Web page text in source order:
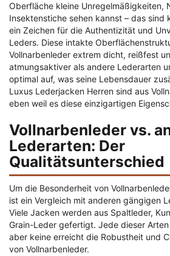
Oberfläche kleine Unregelmäßigkeiten,
Insektenstiche sehen kannst – das sind
ein Zeichen für die Authentizität und
Leders. Diese intakte
Vollnarbenleder extrem dicht, reißfest
atmungsaktiver als andere Lederarten
optimal auf, was seine Lebensdauer
Luxus Lederjacken Herren sind aus
eben weil es diese einzigartigen
Vollnarbenleder vs.
Lederarten: Der
Qualitätsunterschied
Um die Besonderheit von
ist ein Vergleich mit anderen gängigen
Viele Jacken werden aus Spaltleder,
Grain-Leder gefertigt. Jede dieser
aber keine erreicht die Robustheit und
von Vollnarbenleder.